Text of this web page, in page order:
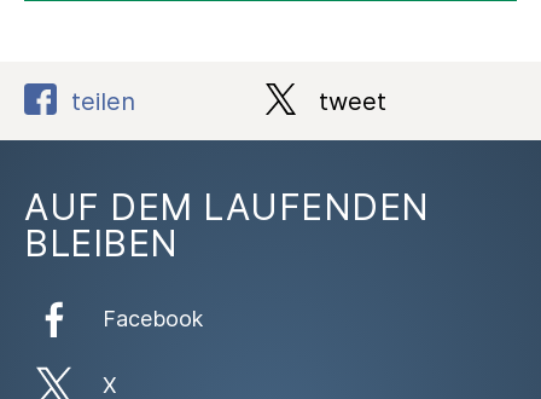
teilen tweet
AUF DEM LAUFENDEN
BLEIBEN
Facebook
X